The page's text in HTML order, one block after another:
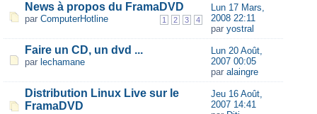
News à propos du FramaDVD
1 2 3 4
par ComputerHotline
Lun 17 Mars,
2008 22:11
par yostral
Faire un CD, un dvd ...
par lechamane
Lun 20 Août,
2007 00:05
par alaingre
Distribution Linux Live sur le
FramaDVD
Jeu 16 Août,
2007 14:41